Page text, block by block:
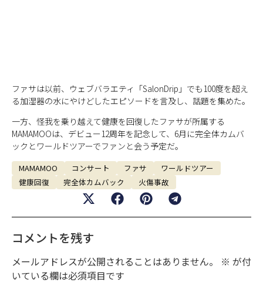
ファサは以前、ウェブバラエティ「SalonDrip」でも100度を超え
る加湿器の水にやけどしたエピソードを言及し、話題を集めた。
一方、怪我を乗り越えて健康を回復したファサが所属する
MAMAMOOは、デビュー12周年を記念して、6月に完全体カムバ
ックとワールドツアーでファンと会う予定だ。
MAMAMOO コンサート ファサ
ワールドツアー
健康回復
完全体カムバック 火傷事故
コメントを残す
メールアドレスが公開されることはありません。 ※ が付
いている欄は必須項目です